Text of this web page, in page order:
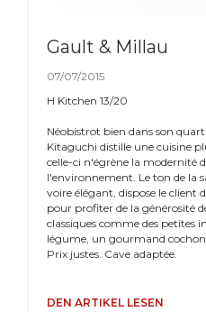
Gault & Millau
07/07/2015
H Kitchen 13/20
Néobistrot bien dans son
Kitaguchi distille une cuisine
celle-ci n'égrène la modernité
l'environnement. Le ton de la
voire élégant, dispose le client
pour profiter de la générosité
classiques comme des petites
légume, un gourmand
Prix justes. Cave adaptée.
DEN ARTIKEL LESEN